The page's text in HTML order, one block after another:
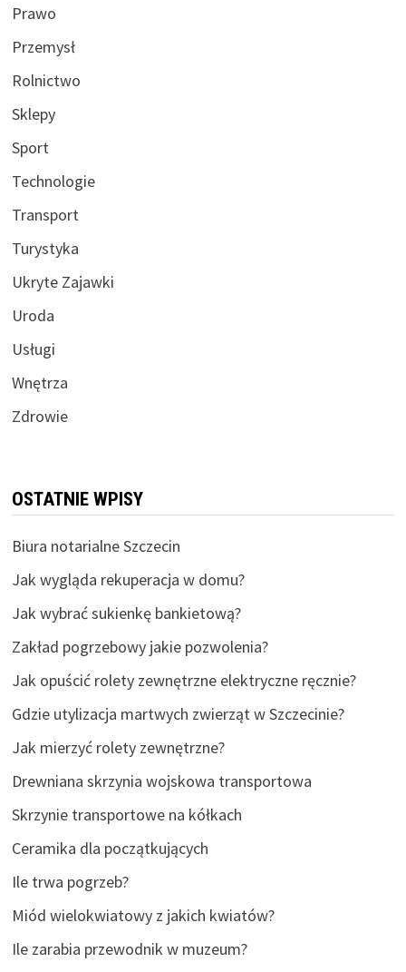
Prawo
Przemysł
Rolnictwo
Sklepy
Sport
Technologie
Transport
Turystyka
Ukryte Zajawki
Uroda
Usługi
Wnętrza
Zdrowie
OSTATNIE WPISY
Biura notarialne Szczecin
Jak wygląda rekuperacja w domu?
Jak wybrać sukienkę bankietową?
Zakład pogrzebowy jakie pozwolenia?
Jak opuścić rolety zewnętrzne elektryczne ręcznie?
Gdzie utylizacja martwych zwierząt w Szczecinie?
Jak mierzyć rolety zewnętrzne?
Drewniana skrzynia wojskowa transportowa
Skrzynie transportowe na kółkach
Ceramika dla początkujących
Ile trwa pogrzeb?
Miód wielokwiatowy z jakich kwiatów?
Ile zarabia przewodnik w muzeum?